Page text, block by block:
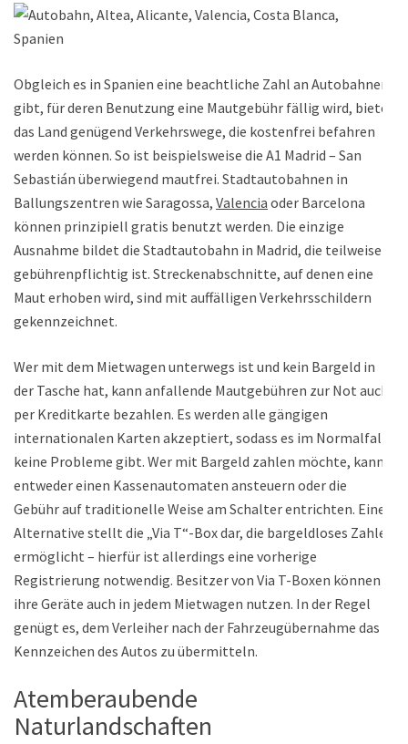
Obgleich es in Spanien eine beachtliche Zahl an Autobahnen
gibt, für deren Benutzung eine Mautgebühr fällig wird, bietet
das Land genügend Verkehrswege, die kostenfrei befahren
werden können. So ist beispielsweise die A1 Madrid – San
Sebastián überwiegend mautfrei. Stadtautobahnen in
Ballungszentren wie Saragossa, Valencia oder Barcelona
können prinzipiell gratis benutzt werden. Die einzige
Ausnahme bildet die Stadtautobahn in Madrid, die teilweise
gebührenpflichtig ist. Streckenabschnitte, auf denen eine
Maut erhoben wird, sind mit auffälligen Verkehrsschildern
gekennzeichnet.
Wer mit dem Mietwagen unterwegs ist und kein Bargeld in
der Tasche hat, kann anfallende Mautgebühren zur Not auch
per Kreditkarte bezahlen. Es werden alle gängigen
internationalen Karten akzeptiert, sodass es im Normalfall
keine Probleme gibt. Wer mit Bargeld zahlen möchte, kann
entweder einen Kassenautomaten ansteuern oder die
Gebühr auf traditionelle Weise am Schalter entrichten. Eine
Alternative stellt die „Via T“-Box dar, die bargeldloses Zahlen
ermöglicht – hierfür ist allerdings eine vorherige
Registrierung notwendig. Besitzer von Via T-Boxen können
ihre Geräte auch in jedem Mietwagen nutzen. In der Regel
genügt es, dem Verleiher nach der Fahrzeugübernahme das
Kennzeichen des Autos zu übermitteln.
Atemberaubende
Naturlandschaften